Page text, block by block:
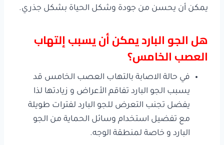
يمكن أن يحسن من جودة وشكل الحياة بشكل جذري.
هل الجو البارد يمكن أن يسبب إلتهاب
العصب الخامس؟
في حالة الاصابة بالتهاب العصب الخامس قد
يسبب الجو البارد تفاقم الأعراض و زيادتها لذا
يفضل تجنب التعرض للجو البارد لفترات طويلة
مع تفضيل استخدام وسائل الحماية من الجو
البارد و خاصة لمنطقة الوجه.